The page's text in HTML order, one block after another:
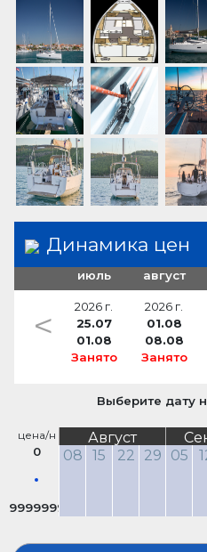
Динамика цен
июль
2026 г.
25.07
01.08
Занято
август
2026 г.
01.08
08.08
Занято
<
Выберите дату
цена/н
0
9999999
Август
08
15 22 29 05